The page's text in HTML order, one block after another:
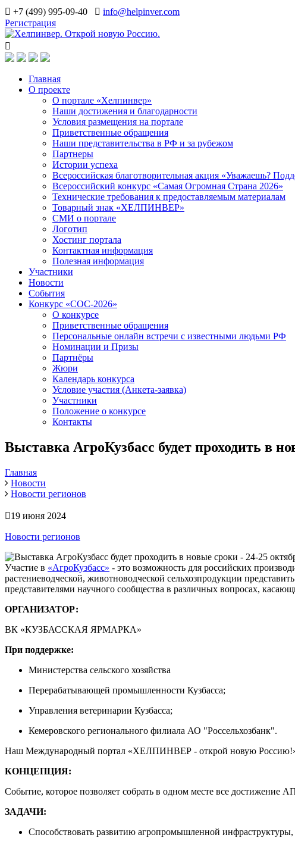
+7 (499) 995-09-40
info@helpinver.com
Регистрация
Главная
О проекте
О портале «Хелпинвер»
Наши достижения и благодарности
Условия размещения на портале
Приветственные обращения
Наши представительства в РФ и за рубежом
Партнеры
Истории успеха
Всероссийская благотворительная акция «Уважаешь?
Всероссийский конкурс «Самая Огромная Страна 2026»
Технические требования к предоставляемым материалам
Товарный знак «ХЕЛПИНВЕР»
СМИ о портале
Логотип
Хостинг портала
Контактная информация
Полезная информация
Участники
Новости
События
Конкурс «СОС-2026»
О конкурсе
Приветственные обращения
Персональные онлайн встречи с известными людьми РФ
Номинации и Призы
Партнёры
Жюри
Календарь конкурса
Условие участия (Анкета-заявка)
Участники
Положение о конкурсе
Контакты
Выставка АгроКузбасс будет проходить в
Главная
Новости
Новости регионов
19 июня 2024
Новости регионов
Участие в «АгроКузбасс» - это возможность для российских
растениеводческой, животноводческой сельхозпродукции
представителями научного сообщества в различных вопросах,
ОРГАНИЗАТОР:
ВК «КУЗБАССКАЯ ЯРМАРКА»
При поддержке:
Министерства сельского хозяйства
Перерабатывающей промышленности Кузбасса;
Управления ветеринарии Кузбасса;
Кемеровского регионального филиала АО "Россельхозбанк".
Наш Международный портал «ХЕЛПИНВЕР - открой новую
КОНЦЕПЦИЯ:
Событие, которое позволяет собрать в одном месте все достижение
ЗАДАЧИ:
Способствовать развитию агропромышленной